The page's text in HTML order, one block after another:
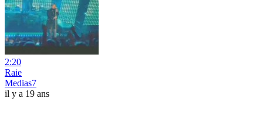
2:20
Raie
Medias7
il y a 19 ans